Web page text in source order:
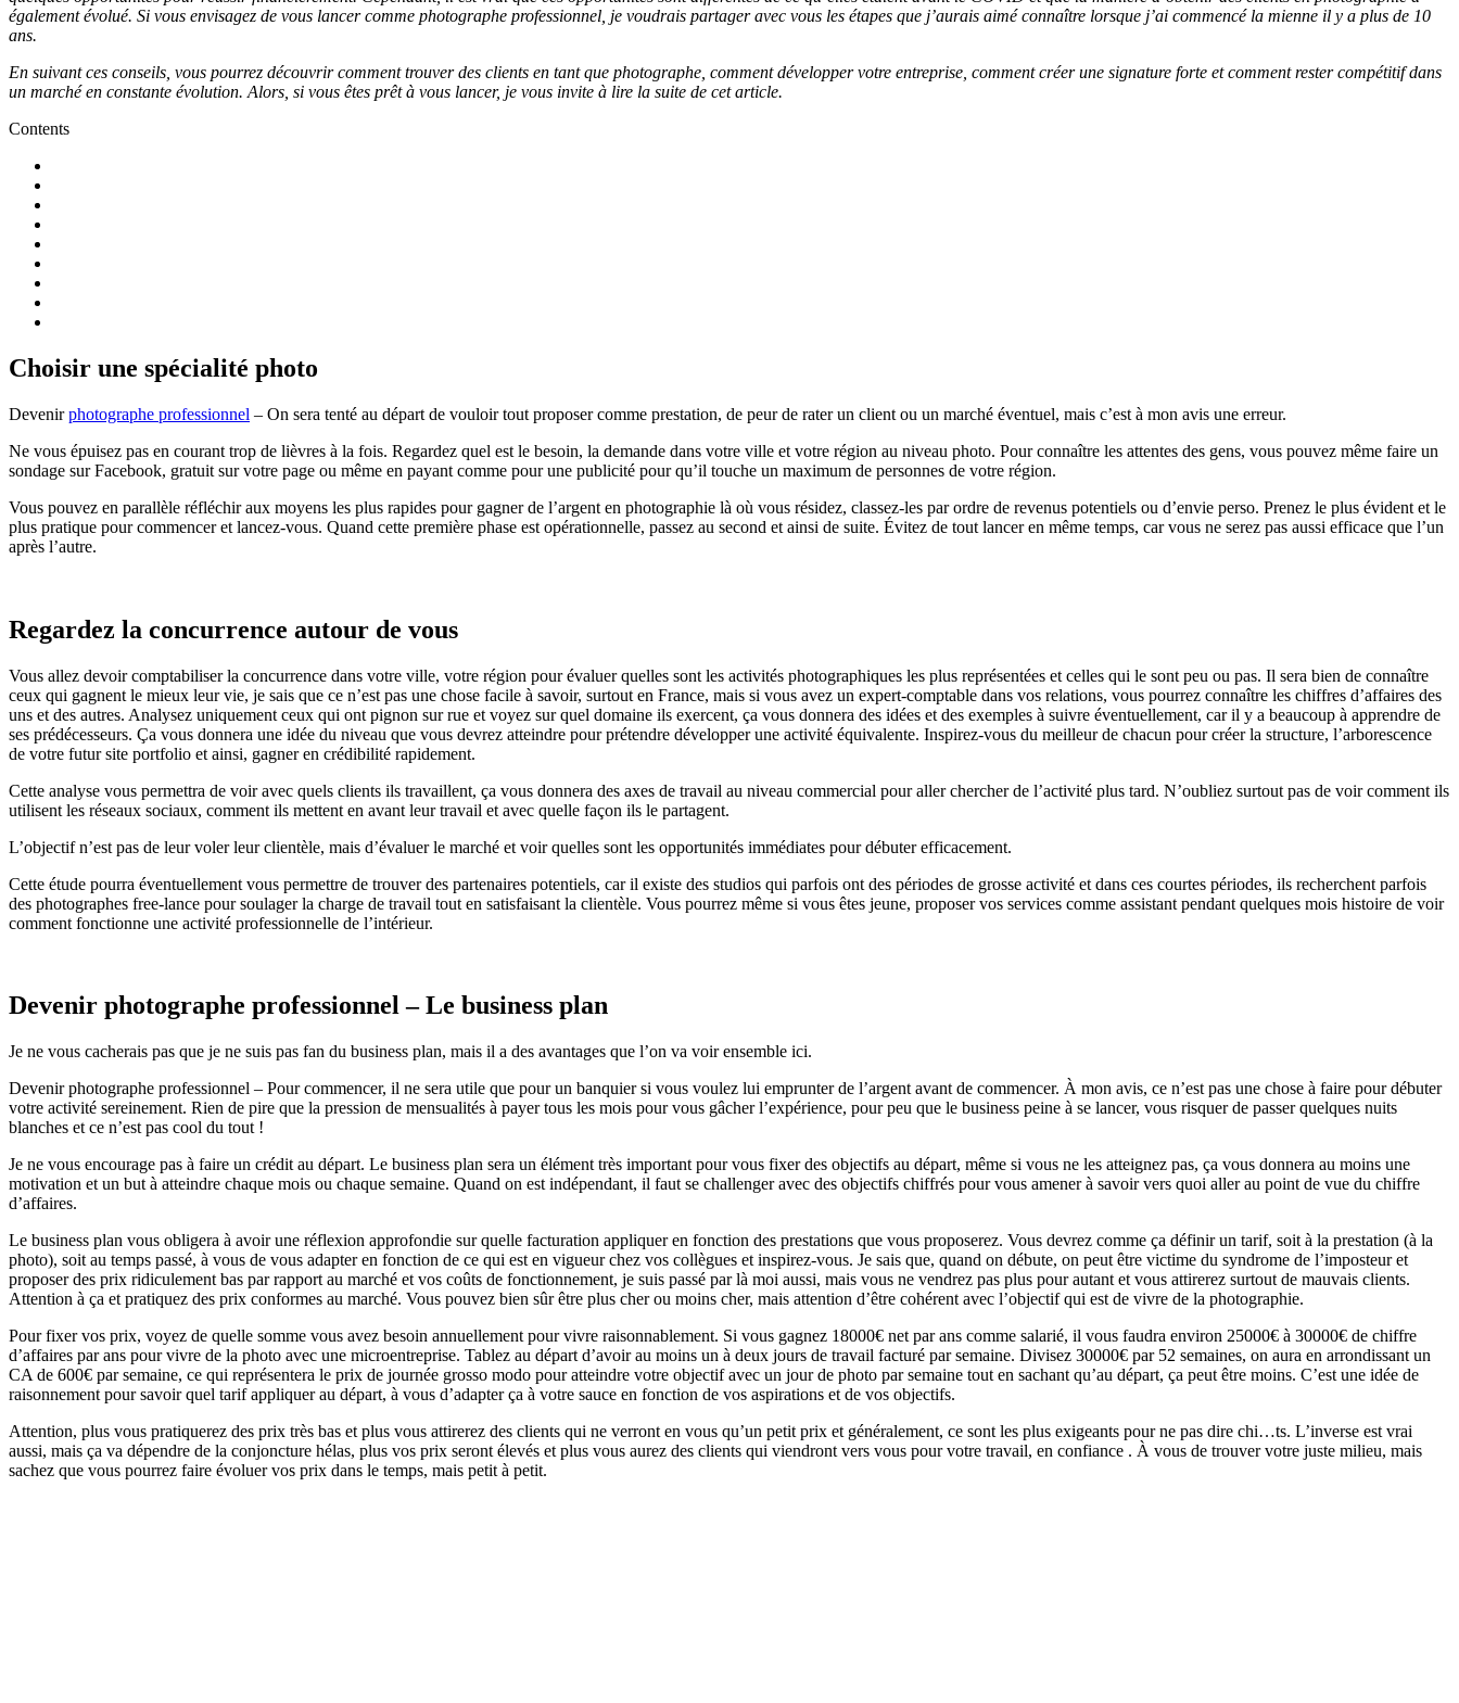
également évolué. Si vous envisagez de vous lancer comme photographe professionnel, je voudrais partager avec vous les étapes que j’aurais aimé connaître lorsque j’ai commencé la mienne il y a plus de 10
ans.
En suivant ces conseils, vous pourrez découvrir comment trouver des clients en tant que photographe, comment développer votre entreprise, comment créer une signature forte et comment rester compétitif dans
un marché en constante évolution. Alors, si vous êtes prêt à vous lancer, je vous invite à lire la suite de cet article.
Contents
Choisir une spécialité photo
Devenirphotographe professionnel – On sera tenté au départ de vouloir tout proposer comme prestation, de peur de rater un client ou un marché éventuel, mais c’est à mon avis une erreur.
Ne vous épuisez pas en courant trop de lièvres à la fois. Regardez quel est le besoin, la demande dans votre ville et votre région au niveau photo. Pour connaître les attentes des gens, vous pouvez même faire un
sondage sur Facebook, gratuit sur votre page ou même en payant comme pour une publicité pour qu’il touche un maximum de personnes de votre région.
Vous pouvez en parallèle réfléchir aux moyens les plus rapides pour gagner de l’argent en photographie là où vous résidez, classez-les par ordre de revenus potentiels ou d’envie perso. Prenez le plus évident et le
plus pratique pour commencer et lancez-vous. Quand cette première phase est opérationnelle, passez au second et ainsi de suite. Évitez de tout lancer en même temps, car vous ne serez pas aussi efficace que l’un
après l’autre.
Regardez la concurrence autour de vous
Vous allez devoir comptabiliser la concurrence dans votre ville, votre région pour évaluer quelles sont les activités photographiques les plus représentées et celles qui le sont peu ou pas. Il sera bien de connaître
ceux qui gagnent le mieux leur vie, je sais que ce n’est pas une chose facile à savoir, surtout en France, mais si vous avez un expert-comptable dans vos relations, vous pourrez connaître les chiffres d’affaires des
uns et des autres. Analysez uniquement ceux qui ont pignon sur rue et voyez sur quel domaine ils exercent, ça vous donnera des idées et des exemples à suivre éventuellement, car il y a beaucoup à apprendre de
ses prédécesseurs. Ça vous donnera une idée du niveau que vous devrez atteindre pour prétendre développer une activité équivalente. Inspirez-vous du meilleur de chacun pour créer la structure, l’arborescence
de votre futur site portfolio et ainsi, gagner en crédibilité rapidement.
Cette analyse vous permettra de voir avec quels clients ils travaillent, ça vous donnera des axes de travail au niveau commercial pour aller chercher de l’activité plus tard. N’oubliez surtout pas de voir comment ils
utilisent les réseaux sociaux, comment ils mettent en avant leur travail et avec quelle façon ils le partagent.
L’objectif n’est pas de leur voler leur clientèle, mais d’évaluer le marché et voir quelles sont les opportunités immédiates pour débuter efficacement.
Cette étude pourra éventuellement vous permettre de trouver des partenaires potentiels, car il existe des studios qui parfois ont des périodes de grosse activité et dans ces courtes périodes, ils recherchent parfois
des photographes free-lance pour soulager la charge de travail tout en satisfaisant la clientèle. Vous pourrez même si vous êtes jeune, proposer vos services comme assistant pendant quelques mois histoire de voir
comment fonctionne une activité professionnelle de l’intérieur.
Devenir photographe professionnel – Le business plan
Je ne vous cacherais pas que je ne suis pas fan du business plan, mais il a des avantages que l’on va voir ensemble ici.
Devenir photographe professionnel – Pour commencer, il ne sera utile que pour un banquier si vous voulez lui emprunter de l’argent avant de commencer. À mon avis, ce n’est pas une chose à faire pour débuter
votre activité sereinement. Rien de pire que la pression de mensualités à payer tous les mois pour vous gâcher l’expérience, pour peu que le business peine à se lancer, vous risquer de passer quelques nuits
blanches et ce n’est pas cool du tout !
Je ne vous encourage pas à faire un crédit au départ. Le business plan sera un élément très important pour vous fixer des objectifs au départ, même si vous ne les atteignez pas, ça vous donnera au moins une
motivation et un but à atteindre chaque mois ou chaque semaine. Quand on est indépendant, il faut se challenger avec des objectifs chiffrés pour vous amener à savoir vers quoi aller au point de vue du chiffre
d’affaires.
Le business plan vous obligera à avoir une réflexion approfondie sur quelle facturation appliquer en fonction des prestations que vous proposerez. Vous devrez comme ça définir un tarif, soit à la prestation (à la
photo), soit au temps passé, à vous de vous adapter en fonction de ce qui est en vigueur chez vos collègues et inspirez-vous. Je sais que, quand on débute, on peut être victime du syndrome de l’imposteur et
proposer des prix ridiculement bas par rapport au marché et vos coûts de fonctionnement, je suis passé par là moi aussi, mais vous ne vendrez pas plus pour autant et vous attirerez surtout de mauvais clients.
Attention à ça et pratiquez des prix conformes au marché. Vous pouvez bien sûr être plus cher ou moins cher, mais attention d’être cohérent avec l’objectif qui est de vivre de la photographie.
Pour fixer vos prix, voyez de quelle somme vous avez besoin annuellement pour vivre raisonnablement. Si vous gagnez 18000€ net par ans comme salarié, il vous faudra environ 25000€ à 30000€ de chiffre
d’affaires par ans pour vivre de la photo avec une microentreprise. Tablez au départ d’avoir au moins un à deux jours de travail facturé par semaine. Divisez 30000€ par 52 semaines, on aura en arrondissant un
CA de 600€ par semaine, ce qui représentera le prix de journée grosso modo pour atteindre votre objectif avec un jour de photo par semaine tout en sachant qu’au départ, ça peut être moins. C’est une idée de
raisonnement pour savoir quel tarif appliquer au départ, à vous d’adapter ça à votre sauce en fonction de vos aspirations et de vos objectifs.
Attention, plus vous pratiquerez des prix très bas et plus vous attirerez des clients qui ne verront en vous qu’un petit prix et généralement, ce sont les plus exigeants pour ne pas dire chi…ts. L’inverse est vrai
aussi, mais ça va dépendre de la conjoncture hélas, plus vos prix seront élevés et plus vous aurez des clients qui viendront vers vous pour votre travail, en confiance . À vous de trouver votre juste milieu, mais
sachez que vous pourrez faire évoluer vos prix dans le temps, mais petit à petit.